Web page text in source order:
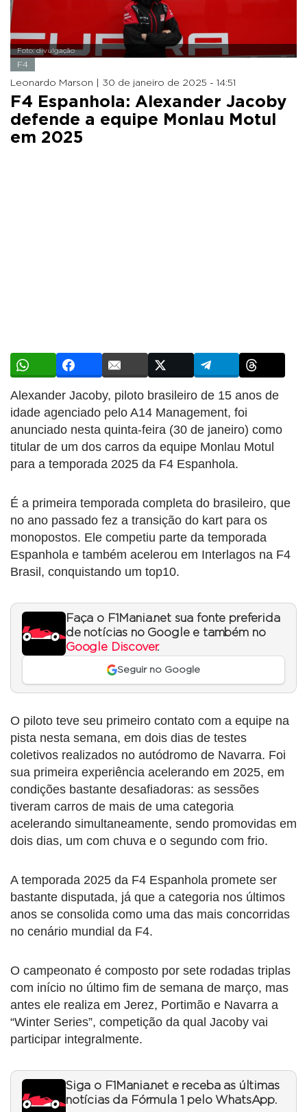
Foto: divulgação
F4
Leonardo Marson | 30 de janeiro de 2025 - 14:51
F4 Espanhola: Alexander Jacoby
defende a equipe Monlau Motul
em 2025
Alexander Jacoby, piloto brasileiro de 15 anos de
idade agenciado pelo A14 Management, foi
anunciado nesta quinta-feira (30 de janeiro) como
titular de um dos carros da equipe Monlau Motul
para a temporada 2025 da F4 Espanhola.
É a primeira temporada completa do brasileiro, que
no ano passado fez a transição do kart para os
monopostos. Ele competiu parte da temporada
Espanhola e também acelerou em Interlagos na F4
Brasil, conquistando um top10.
Faça o F1Mania.net sua fonte preferida
de notícias no Google e também no
Google Discover.
Seguir no Google
O piloto teve seu primeiro contato com a equipe na
pista nesta semana, em dois dias de testes
coletivos realizados no autódromo de Navarra. Foi
sua primeira experiência acelerando em 2025, em
condições bastante desafiadoras: as sessões
tiveram carros de mais de uma categoria
acelerando simultaneamente, sendo promovidas em
dois dias, um com chuva e o segundo com frio.
A temporada 2025 da F4 Espanhola promete ser
bastante disputada, já que a categoria nos últimos
anos se consolida como uma das mais concorridas
no cenário mundial da F4.
O campeonato é composto por sete rodadas triplas
com início no último fim de semana de março, mas
antes ele realiza em Jerez, Portimão e Navarra a
“Winter Series”, competição da qual Jacoby vai
participar integralmente.
Siga o F1Mania.net e receba as últimas
notícias da Fórmula 1 pelo WhatsApp.